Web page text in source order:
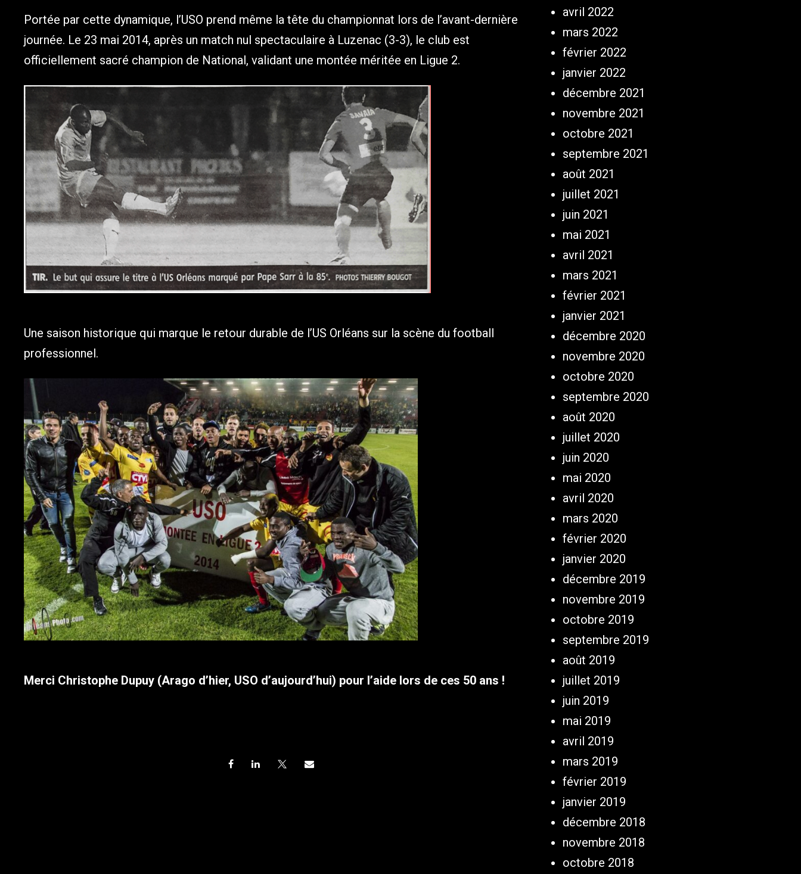
Portée par cette dynamique, l’USO prend même la tête du championnat lors de l’avant-dernière
journée. Le 23 mai 2014, après un match nul spectaculaire à Luzenac (3-3), le club est
officiellement sacré champion de National, validant une montée méritée en Ligue 2.
Une saison historique qui marque le retour durable de l’US Orléans sur la scène du football
professionnel.
Merci Christophe Dupuy (Arago d’hier, USO d’aujourd’hui) pour l’aide lors de ces 50 ans !
avril 2022
mars 2022
février 2022
janvier 2022
décembre 2021
novembre 2021
octobre 2021
septembre 2021
août 2021
juillet 2021
juin 2021
mai 2021
avril 2021
mars 2021
février 2021
janvier 2021
décembre 2020
novembre 2020
octobre 2020
septembre 2020
août 2020
juillet 2020
juin 2020
mai 2020
avril 2020
mars 2020
février 2020
janvier 2020
décembre 2019
novembre 2019
octobre 2019
septembre 2019
août 2019
juillet 2019
juin 2019
mai 2019
avril 2019
mars 2019
février 2019
janvier 2019
décembre 2018
novembre 2018
octobre 2018